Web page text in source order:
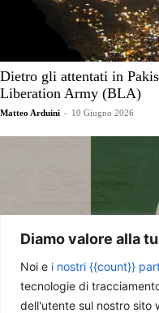
Diamo valore alla
Noi e i nostri {{count}}
tecnologie di
dell'utente sul nostro sito
Dietro gli attentati in
Liberation Army (BLA)
Matteo Arduini - 10 Giugno 2026